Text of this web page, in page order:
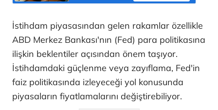
İstihdam piyasasından gelen rakamlar özellikle
ABD Merkez Bankası'nın (Fed) para politikasına
ilişkin beklentiler açısından önem taşıyor.
İstihdamdaki güçlenme veya zayıflama, Fed'in
faiz politikasında izleyeceği yol konusunda
piyasaların fiyatlamalarını değiştirebiliyor.